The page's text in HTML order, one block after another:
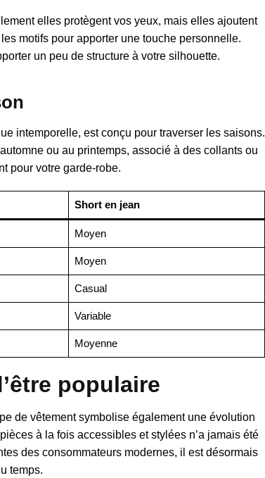
elles protègent vos yeux, mais elles ajoutent
motifs pour apporter une touche personnelle.
un peu de structure à votre silhouette.
intemporelle, est conçu pour traverser les saisons.
ou au printemps, associé à des collants ou
pour votre garde-robe.
Short en jean
Moyen
Moyen
Casual
Variable
Moyenne
populaire
de vêtement symbolise également une évolution
à la fois accessibles et stylées n’a jamais été
des consommateurs modernes, il est désormais
temps.